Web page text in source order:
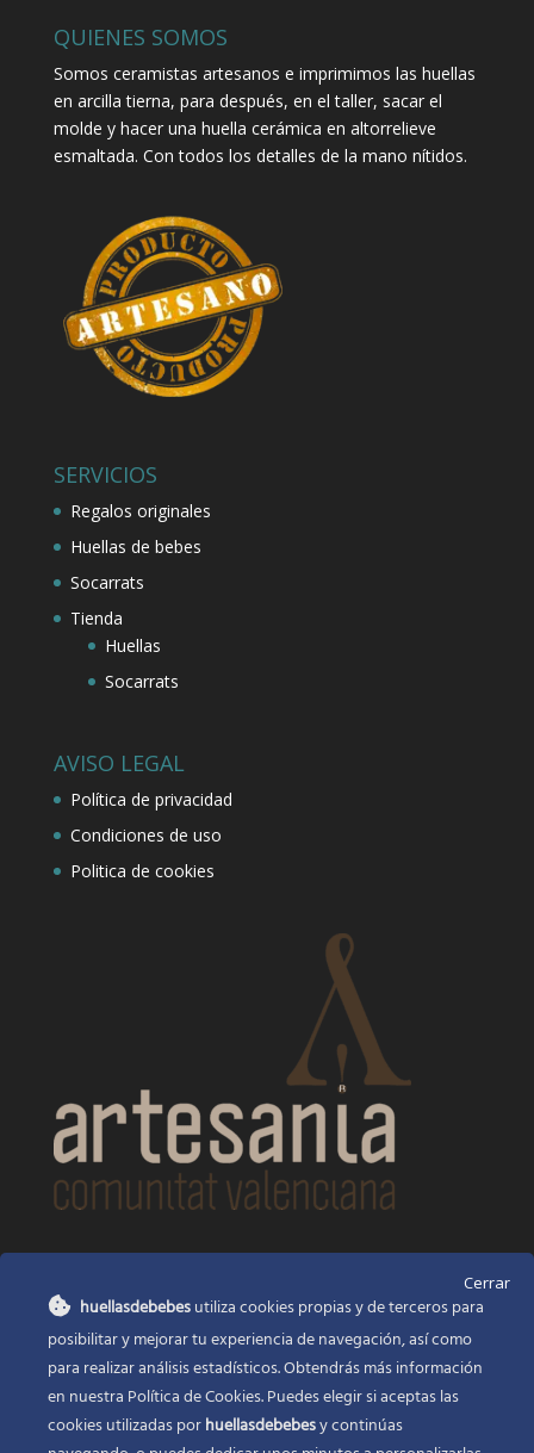
QUIENES SOMOS
Somos ceramistas artesanos e imprimimos las huellas
en arcilla tierna, para después, en el taller, sacar el
molde y hacer una huella cerámica en altorrelieve
esmaltada. Con todos los detalles de la mano nítidos.
SERVICIOS
Regalos originales
Huellas de bebes
Socarrats
Tienda
Huellas
Socarrats
AVISO LEGAL
Política de privacidad
Condiciones de uso
Politica de cookies
Huellas de bebés
Santa Ana, 22Alcasser Valencia 46290
625 120 591
info@huellasdebebes.com
Cerrar
huellasdebebesutiliza cookies propias y de terceros para
posibilitar y mejorar tu experiencia de navegación, así como
para realizar análisis estadísticos. Obtendrás más información
en nuestra Política de Cookies. Puedes elegir si aceptas las
cookies utilizadas porhuellasdebebesy continúas